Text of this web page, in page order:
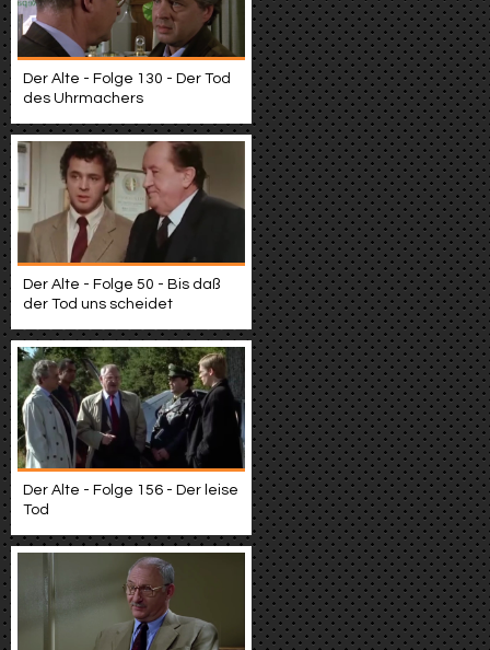
Der Alte - Folge 130 - Der Tod
des Uhrmachers
Der Alte - Folge 50 - Bis daß
der Tod uns scheidet
Der Alte - Folge 156 - Der leise
Tod